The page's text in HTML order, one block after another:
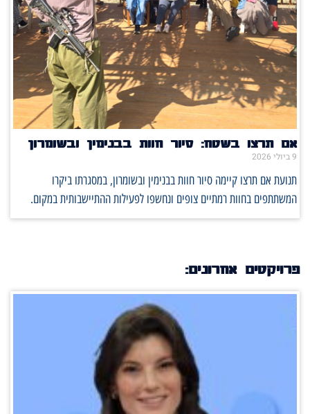
אם תרצו בשטח: סיור חוות בבנימין ובשומרון
9 ביולי 2026
תנועת אם תרצו קיימה סיור חוות בבנימין ובשומרון, במסגרתו ביקרו
המשתתפים בחוות רמתיים צופים ונחשפו לפעילות ההתיישבותית במקום.
פרויקטים אחרונים: